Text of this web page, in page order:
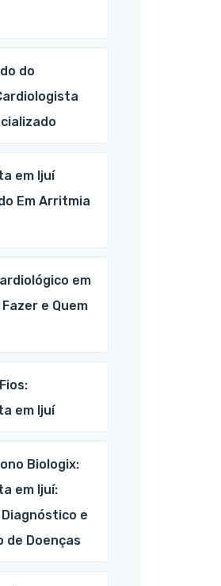
do
em Ijuí
Em Arritmia
em
e Quem
em Ijuí
Biologix:
em Ijuí:
e
de Doenças